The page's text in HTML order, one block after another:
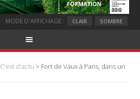
MODE D'AFFICHAGE : CLAIR SOMBRE
C'est d'actu > Fort de Vaux à Paris, dans un